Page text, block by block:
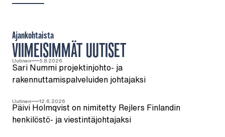
VIIMEISIMMÄT UUTISET
Ajankohtaista
Uutinen 5.8.2026
Sari Nummi projektinjohto- ja
rakennuttamispalveluiden johtajaksi
Uutinen 12.6.2026
Päivi Holmqvist on nimitetty Rejlers Finlandin
henkilöstö- ja viestintäjohtajaksi